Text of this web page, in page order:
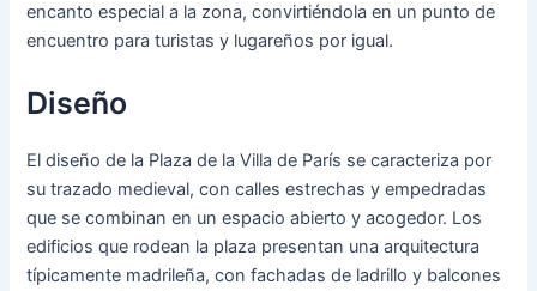
encanto especial a la zona, convirtiéndola en un punto de
encuentro para turistas y lugareños por igual.
Diseño
El diseño de la Plaza de la Villa de París se caracteriza por
su trazado medieval, con calles estrechas y empedradas
que se combinan en un espacio abierto y acogedor. Los
edificios que rodean la plaza presentan una arquitectura
típicamente madrileña, con fachadas de ladrillo y balcones